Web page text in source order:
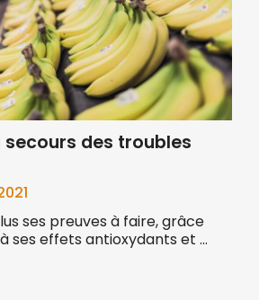
secours des troubles
ses preuves à faire, grâce
ses effets antioxydants et …